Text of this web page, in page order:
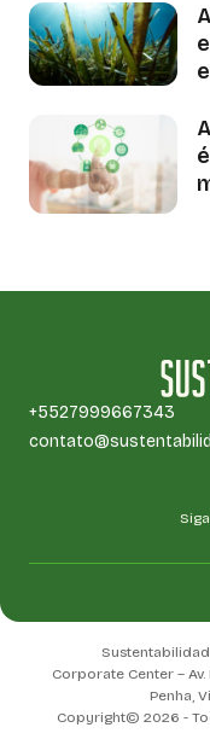
+5527999667343
Corporate Center –
Penha,
Copyright© 2026 -